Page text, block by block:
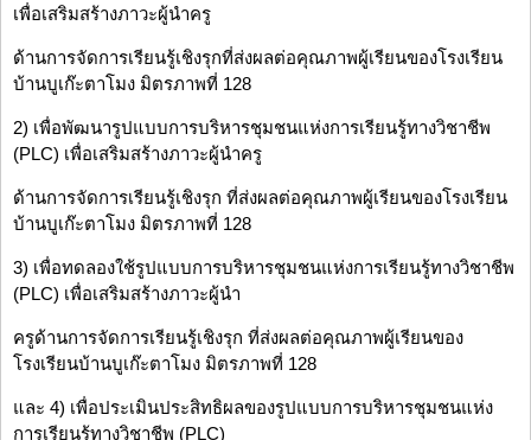
เพื่อเสริมสร้างภาวะผู้นำครู
ด้านการจัดการเรียนรู้เชิงรุกที่ส่งผลต่อคุณภาพผู้เรียนของโรงเรียน
บ้านบูเก๊ะตาโมง มิตรภาพที่ 128
2) เพื่อพัฒนารูปแบบการบริหารชุมชนแห่งการเรียนรู้ทางวิชาชีพ
(PLC) เพื่อเสริมสร้างภาวะผู้นำครู
ด้านการจัดการเรียนรู้เชิงรุก ที่ส่งผลต่อคุณภาพผู้เรียนของโรงเรียน
บ้านบูเก๊ะตาโมง มิตรภาพที่ 128
3) เพื่อทดลองใช้รูปแบบการบริหารชุมชนแห่งการเรียนรู้ทางวิชาชีพ
(PLC) เพื่อเสริมสร้างภาวะผู้นำ
ครูด้านการจัดการเรียนรู้เชิงรุก ที่ส่งผลต่อคุณภาพผู้เรียนของ
โรงเรียนบ้านบูเก๊ะตาโมง มิตรภาพที่ 128
และ 4) เพื่อประเมินประสิทธิผลของรูปแบบการบริหารชุมชนแห่ง
การเรียนรู้ทางวิชาชีพ (PLC)